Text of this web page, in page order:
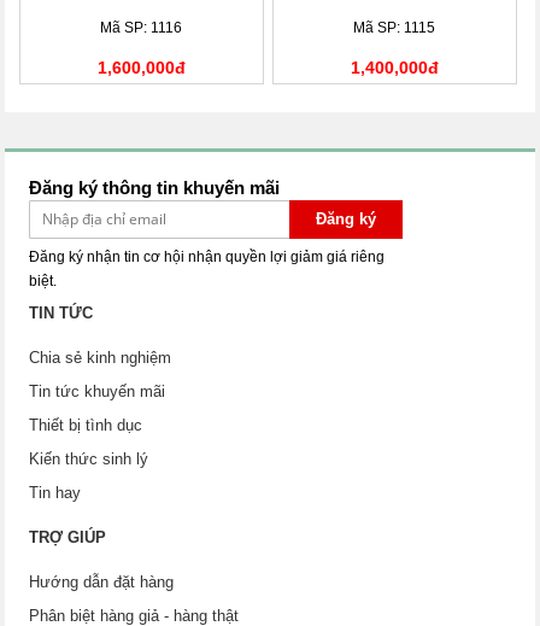
Mã SP: 1116
1,600,000đ
Mã SP: 1115
1,400,000đ
Đăng ký thông tin khuyến mãi
Đăng ký
Đăng ký nhận tin cơ hội nhận quyền lợi giảm giá riêng
biệt.
TIN TỨC
Chia sẻ kinh nghiệm
Tin tức khuyến mãi
Thiết bị tình dục
Kiến thức sinh lý
Tin hay
TRỢ GIÚP
Hướng dẫn đặt hàng
Phân biệt hàng giả - hàng thật